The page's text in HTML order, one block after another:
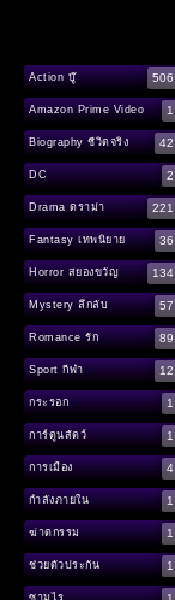
Action บู๊ 506
Amazon Prime Video 1
Biography ชีวิตจริง 42
DC 2
Drama ดราม่า 221
Fantasy เทพนิยาย 36
Horror สยองขวัญ 134
Mystery ลึกลับ 57
Romance รัก 89
Sport กีฬา 12
กระรอก 1
การ์ตูนสัตว์ 1
การเมือง 4
กำลังภายใน 1
ฆ่าตกรรม 1
ช่วยตัวประกัน 1